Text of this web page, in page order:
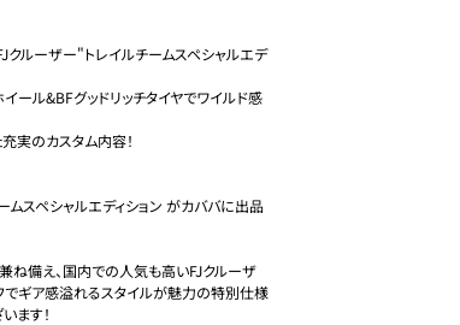
ルーザー"トレイルチームスペシャルエデ
ール&BFグッドリッチタイヤでワイルド感
実のカスタム内容！
スペシャルエディション がカババに出品
ね備え、国内での人気も高いFJクルーザ
でギア感溢れるスタイルが魅力の特別仕様
ます！